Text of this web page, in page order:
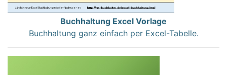
Buchhaltung Excel Vorlage
Buchhaltung ganz einfach per Excel-Tabelle.